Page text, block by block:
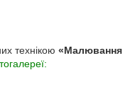
технікою «Малювання